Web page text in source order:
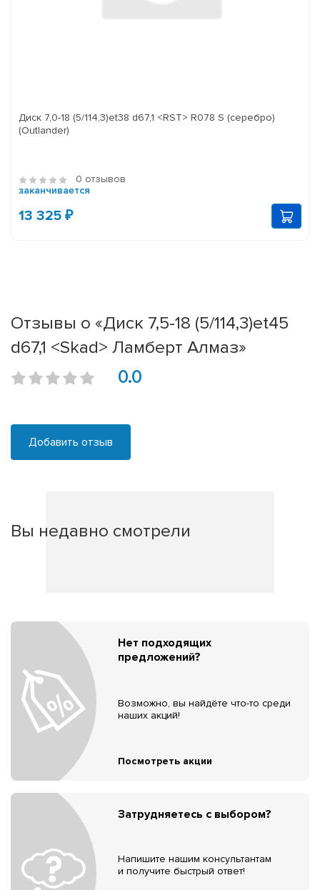
Диск 7,0-18 (5/114,3)et38 d67,1 <RST> R078 S (серебро)
(Outlander)
0 отзывов
заканчивается
13 325 ₽
Отзывы о «Диск 7,5-18 (5/114,3)et45
d67,1 <Skad> Ламберт Алмаз»
0.0
Добавить отзыв
Вы недавно смотрели
Нет подходящих
предложений?
Возможно, вы найдёте что-то среди
наших акций!
Посмотреть акции
Затрудняетесь с выбором?
Напишите нашим консультантам
и получите быстрый ответ!